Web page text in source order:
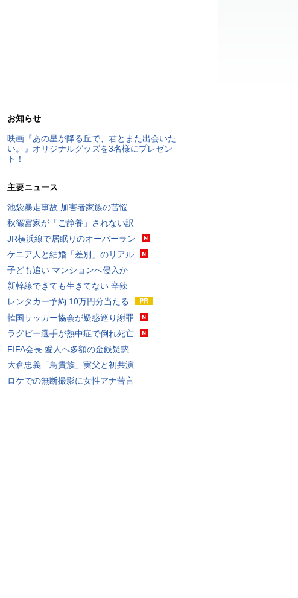
お知らせ
映画『あの星が降る丘で、君とまた出会いた
い。』オリジナルグッズを3名様にプレゼン
ト！
主要ニュース
池袋暴走事故 加害者家族の苦悩
秋篠宮家が「ご静養」されない訳
JR横浜線で居眠りのオーバーラン
ケニア人と結婚「差別」のリアル
子ども追い マンションへ侵入か
新幹線できても生きてない 辛辣
レンタカー予約 10万円分当たる
韓国サッカー協会が疑惑巡り謝罪
ラグビー選手が熱中症で倒れ死亡
FIFA会長 愛人へ多額の金銭疑惑
大倉忠義「鳥貴族」実父と初共演
ロケでの無断撮影に女性アナ苦言